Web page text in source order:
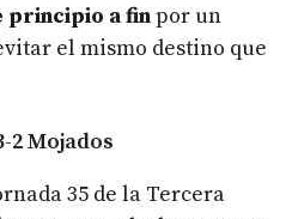
principio a finpor un
el mismo destino que
Mojados
35 de la Tercera